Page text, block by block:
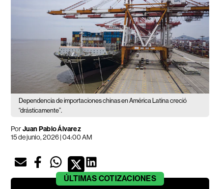
Dependencia de importaciones chinas en América Latina creció
“drásticamente”.
PorJuan Pablo Álvarez
15 de junio, 2026 | 04:00 AM
ÚLTIMAS COTIZACIONES